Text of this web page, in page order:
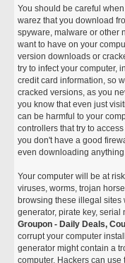
You should be careful
warez that you download
spyware, malware or other
want to have on your
version downloads or
try to infect your computer,
credit card information, so
cracked versions, as you
you know that even just
can be harmful to your
controllers that try to
you don't have a good
even downloading
Your computer will be at
viruses, worms, trojan
browsing these illegal
generator, pirate key, serial
Groupon - Daily Deals,
corrupt your computer
generator might contain a
computer. Hackers can